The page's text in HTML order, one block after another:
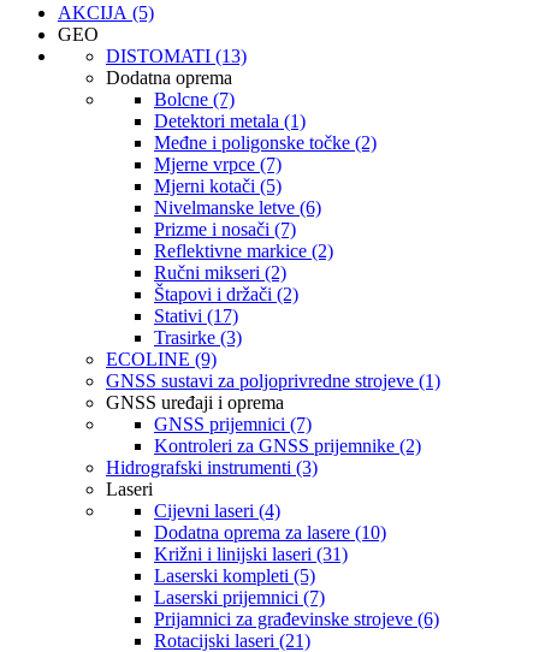
AKCIJA (5)
GEO
DISTOMATI (13)
Dodatna oprema
Bolcne (7)
Detektori metala (1)
Međne i poligonske točke (2)
Mjerne vrpce (7)
Mjerni kotači (5)
Nivelmanske letve (6)
Prizme i nosači (7)
Reflektivne markice (2)
Ručni mikseri (2)
Štapovi i držači (2)
Stativi (17)
Trasirke (3)
ECOLINE (9)
GNSS sustavi za poljoprivredne strojeve (1)
GNSS uređaji i oprema
GNSS prijemnici (7)
Kontroleri za GNSS prijemnike (2)
Hidrografski instrumenti (3)
Laseri
Cijevni laseri (4)
Dodatna oprema za lasere (10)
Križni i linijski laseri (31)
Laserski kompleti (5)
Laserski prijemnici (7)
Prijamnici za građevinske strojeve (6)
Rotacijski laseri (21)